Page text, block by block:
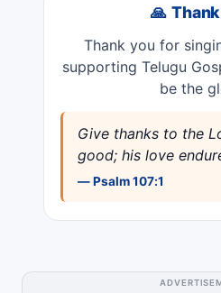
🙏
Thank you for
supporting Telugu
be the
Give thanks to the
good; his love
— Psalm 107:1